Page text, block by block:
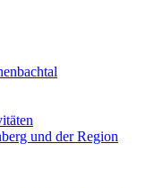
und der Region